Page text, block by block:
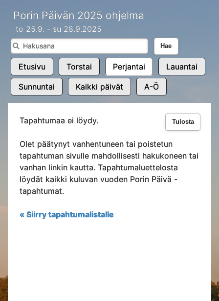
Porin Päivän 2025 ohjelma
to 25.9. - su 28.9.2025
Hae
Etusivu Torstai Perjantai Lauantai
Sunnuntai Kaikki päivät A-Ö
Tulosta
Tapahtumaa ei löydy.
Olet päätynyt vanhentuneen tai poistetun
tapahtuman sivulle mahdollisesti hakukoneen tai
vanhan linkin kautta. Tapahtumaluettelosta
löydät kaikki kuluvan vuoden Porin Päivä -
tapahtumat.
« Siirry tapahtumalistalle